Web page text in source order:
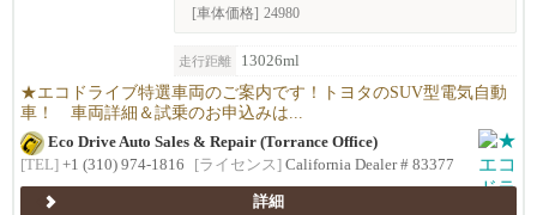
[車体価格] 24980
走行距離 13026ml
★エコドライブ特選車両のご案内です！トヨタのSUV型電気自動
車！ 車両詳細＆試乗のお申込みは...
Eco Drive Auto Sales & Repair (Torrance Office)
[TEL] +1 (310) 974-1816 [ライセンス] California Dealer # 83377
詳細